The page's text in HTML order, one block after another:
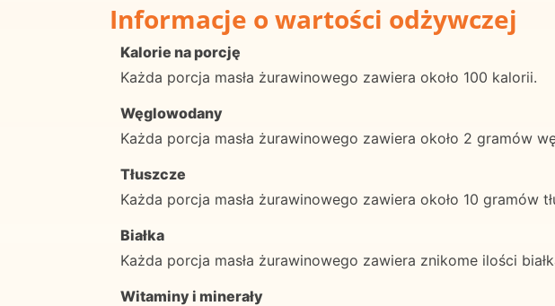
Informacje o wartości odżywczej
Kalorie na porcję
Każda porcja masła żurawinowego zawiera około 100 kalorii.
Węglowodany
Każda porcja masła żurawinowego zawiera około 2 gramów
Tłuszcze
Każda porcja masła żurawinowego zawiera około 10 gramów
Białka
Każda porcja masła żurawinowego zawiera znikome ilości
Witaminy i minerały